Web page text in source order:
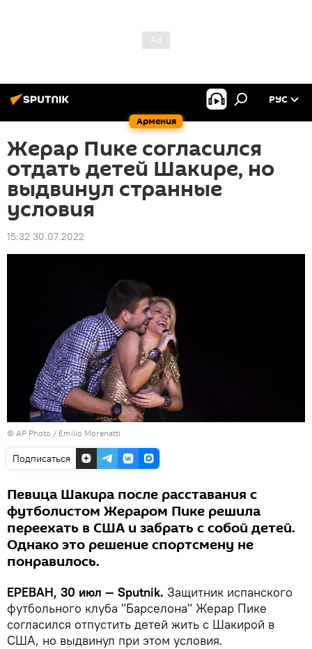
Армения
РУС
Жерар Пике согласился
отдать детей Шакире, но
выдвинул странные
условия
15:32 30.07.2022
© AP Photo / Emilio Morenatti
Подписаться
Певица Шакира после расставания с
футболистом Жераром Пике решила
переехать в США и забрать с собой детей.
Однако это решение спортсмену не
понравилось.
ЕРЕВАН, 30 июл — Sputnik. Защитник испанского
футбольного клуба "Барселона" Жерар Пике
согласился отпустить детей жить с Шакирой в
США, но выдвинул при этом условия.